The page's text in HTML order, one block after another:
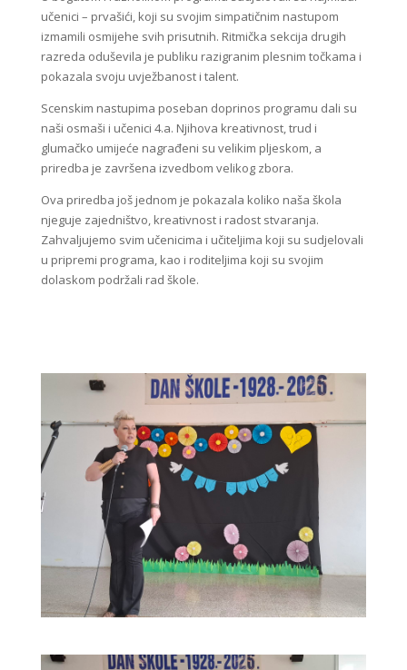
učenici – prvašići, koji su svojim simpatičnim nastupom
izmamili osmijehe svih prisutnih. Ritmička sekcija drugih
razreda oduševila je publiku razigranim plesnim točkama i
pokazala svoju uvježbanost i talent.
Scenskim nastupima poseban doprinos programu dali su
naši osmaši i učenici 4.a. Njihova kreativnost, trud i
glumačko umijeće nagrađeni su velikim pljeskom, a
priredba je završena izvedbom velikog zbora.
Ova priredba još jednom je pokazala koliko naša škola
njeguje zajedništvo, kreativnost i radost stvaranja.
Zahvaljujemo svim učenicima i učiteljima koji su sudjelovali
u pripremi programa, kao i roditeljima koji su svojim
dolaskom podržali rad škole.